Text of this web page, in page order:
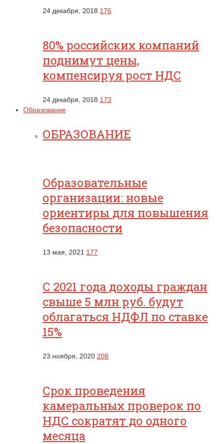
24 декабря, 2018 176
80% российских компаний
поднимут цены,
компенсируя рост НДС
24 декабря, 2018 173
Образование
ОБРАЗОВАНИЕ
Образовательные
организации: новые
ориентиры для повышения
безопасности
13 мая, 2021 177
С 2021 года доходы граждан
свыше 5 млн руб. будут
облагаться НДФЛ по ставке
15%
23 ноября, 2020 208
Срок проведения
камеральных проверок по
НДС сократят до одного
месяца